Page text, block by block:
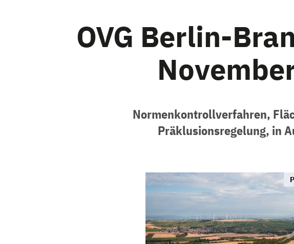
OVG Berlin-
Normenkontrollverfahren,
Präklusionsregelung, in